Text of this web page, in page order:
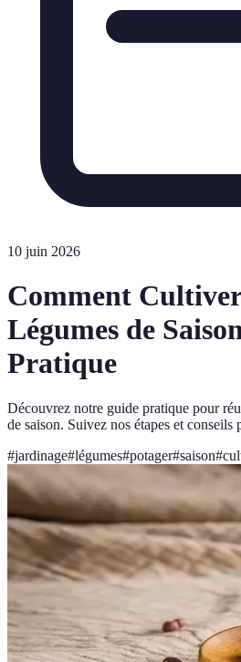
10 juin 2026
Comment
Légumes de
Pratique
Découvrez notre guide pratique pour
de saison. Suivez nos étapes et
#jardinage#légumes#potager#saison#